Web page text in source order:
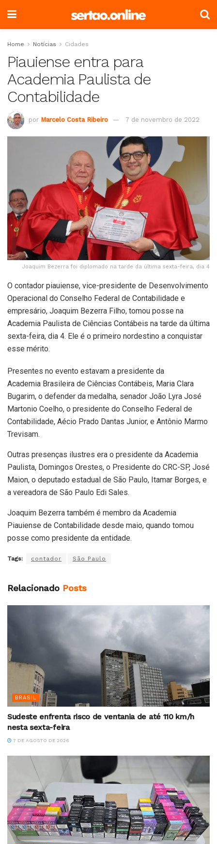
Home Notícias Cidades
Piauiense entra para
Academia Paulista de
Contabilidade
por Marcelo Costa Ribeiro 7 de novembro de 2022
Joaquim Bezerra foi diplomado na tarde da última sexta-feira, dia 4
O contador piauiense, vice-presidente de Desenvolvimento
Operacional do Conselho Federal de Contabilidade e
empresário, Joaquim Bezerra Filho, tomou posse na
Academia Paulista de Ciências Contábeis na tarde da última
sexta-feira, dia 4. Ele é o primeiro nordestino a conquistar
esse mérito.
Presentes no evento estavam a presidente da
Academia Brasileira de Ciências Contábeis, Maria Clara
Bugarim, o defender da medalha, senador João Lyra José
Martonio Coelho, o presidente do Conselho Federal de
Contabilidade, Aécio Prado Dantas Junior, e Antônio Marmo
Trevisam.
Outras presenças ilustres era o presidente da Academia
Paulista, Domingos Orestes, o Presidente do CRC-SP, José
Maion, o deputado estadual de São Paulo, Itamar Borges, e
a vereadora de São Paulo Edi Sales.
Joaquim Bezerra também é membro da Academia
Piauiense de Contabilidade desde maio, quando tomou
posse como presidente da entidade.
Tags: contador São Paulo
Relacionado Posts
BRASIL
Sudeste enfrenta risco de ventania de até 110 km/h
nesta sexta-feira
7 DE AGOSTO DE 2026